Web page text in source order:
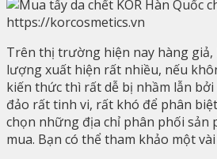
Trên thị trường hiện nay hàng giả,
lượng xuất hiện rất nhiều, nếu
kiến thức thì rất dễ bị nhầm lẫn
đảo rất tinh vi, rất khó để phân
chọn những địa chỉ phân phối sản
mua. Bạn có thể tham khảo một